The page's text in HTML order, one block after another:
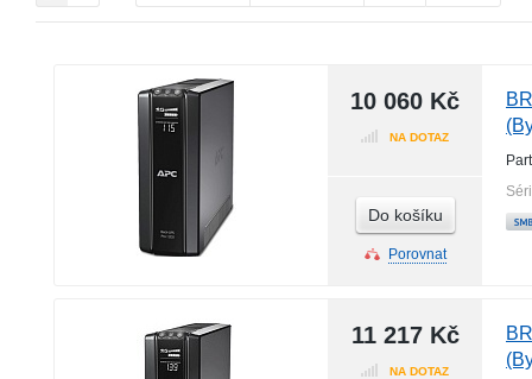
10 060 Kč
NA DOTAZ
Do košíku
Porovnat
11 217 Kč
NA DOTAZ